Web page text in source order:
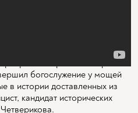
не дают возможности нам
богослужение у мощей
в истории доставленных из
кандидат исторических